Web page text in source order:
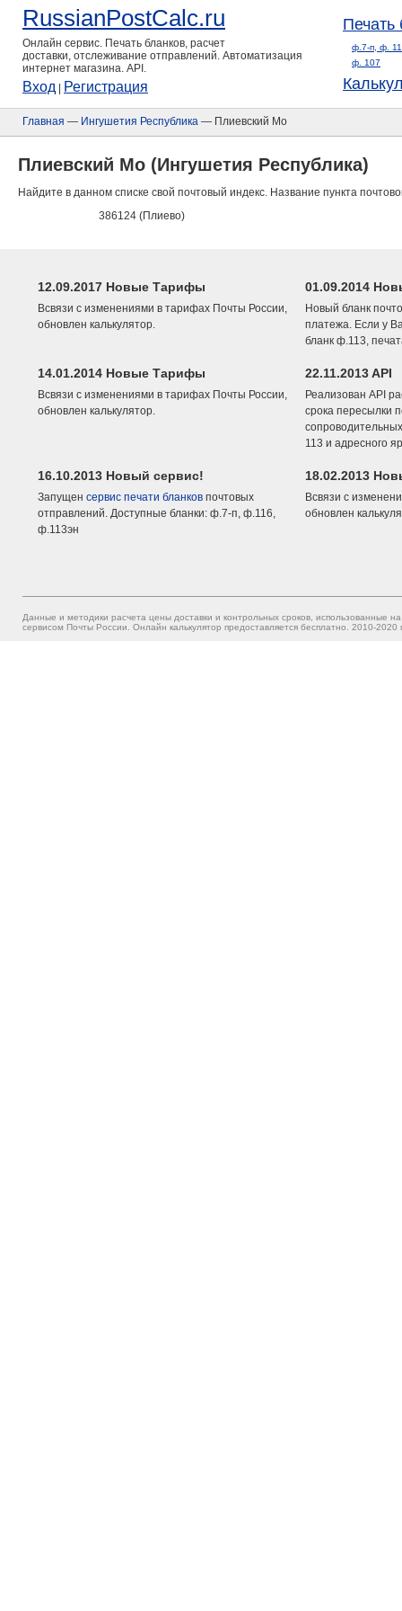
RussianPostCalc.ru
Онлайн сервис. Печать бланков, расчет
доставки, отслеживание отправлений. Автоматизация
интернет магазина. API.
Вход Регистрация
Печать
ф.7-п, ф.
ф. 107
Главная — Ингушетия Республика — Плиевский Мо
Плиевский Мо (Ингушетия Республика)
Найдите в данном списке свой почтовый индекс. Название пункта
386124 (Плиево)
12.09.2017 Новые Тарифы
Всвязи с изменениями в тарифах Почты России,
обновлен калькулятор.
01.09.2014
Новый бланк
платежа. Если у
бланк ф.113,
14.01.2014 Новые Тарифы
Всвязи с изменениями в тарифах Почты России,
обновлен калькулятор.
22.11.2013 API
Реализован API
срока пересылки
113 и адресного
16.10.2013 Новый сервис!
Запущен сервис печати бланков почтовых
отправлений. Доступные бланки: ф.7-п, ф.116,
ф.113эн
18.02.2013
Всвязи с
обновлен
Данные и методики расчета цены доставки и контрольных сроков, использованные
сервисом Почты России. Онлайн калькулятор предоставляется бесплатно. 2010-2020